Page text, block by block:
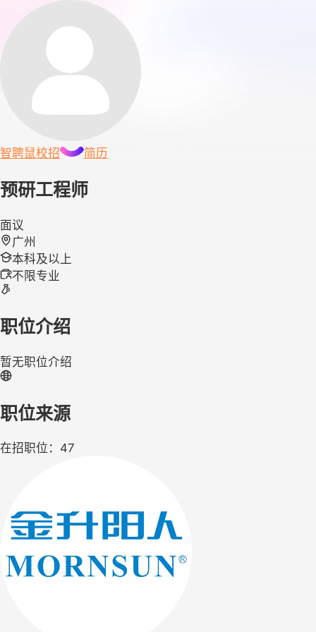
智聘鼠校招 简历
预研工程师
面议
广州
本科及以上
不限专业
职位介绍
暂无职位介绍
职位来源
在招职位：47